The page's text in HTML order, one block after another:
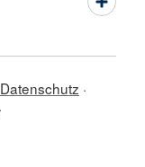
Datenschutz